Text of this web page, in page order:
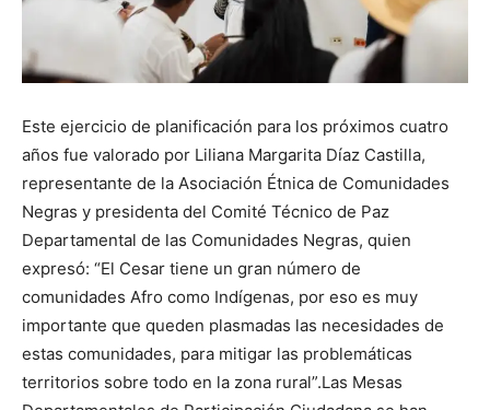
Este ejercicio de planificación para los próximos cuatro
años fue valorado por Liliana Margarita Díaz Castilla,
representante de la Asociación Étnica de Comunidades
Negras y presidenta del Comité Técnico de Paz
Departamental de las Comunidades Negras, quien
expresó: “El Cesar tiene un gran número de
comunidades Afro como Indígenas, por eso es muy
importante que queden plasmadas las necesidades de
estas comunidades, para mitigar las problemáticas
territorios sobre todo en la zona rural”.Las Mesas